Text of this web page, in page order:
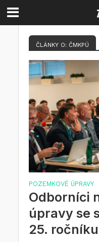
ČLÁNKY O: ČMKPÚ
POZEMKOVÉ ÚPRAVY
Odborníci
úpravy se
25.